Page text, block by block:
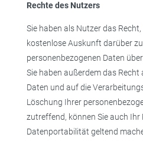
Rechte des Nutzers
Sie haben als Nutzer das
kostenlose Auskunft darüber
personenbezogenen Daten
Sie haben außerdem das
Daten und auf die
Löschung Ihrer
zutreffend, können Sie auch Ihr
Datenportabilität geltend